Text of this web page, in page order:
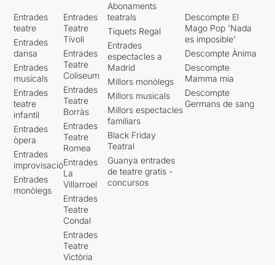
Entrades
teatre
Entrades
dansa
Entrades
musicals
Entrades
teatre
infantil
Entrades
òpera
Entrades
improvisació
Entrades
monòlegs
Entrades
Teatre
Tívoli
Entrades
Teatre
Coliseum
Entrades
Teatre
Borràs
Entrades
Teatre
Romea
Entrades
La
Villarroel
Entrades
Teatre
Condal
Entrades
Teatre
Victòria
Abonaments
teatrals
Tiquets Regal
Entrades
espectacles a
Madrid
Millors monòlegs
Millors musicals
Millors espectacles
familiars
Black Friday
Teatral
Guanya entrades
de teatre gratis -
concursos
Descompte El
Mago Pop 'Nada
es imposible'
Descompte Ànima
Descompte
Mamma mia
Descompte
Germans de sang